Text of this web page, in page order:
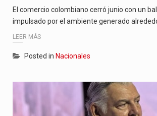
El comercio colombiano cerró junio con un
impulsado por el ambiente generado
LEER MÁS
Posted in Nacionales